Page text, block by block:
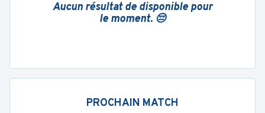
Aucun résultat de disponible pour
le moment. 😔
PROCHAIN MATCH